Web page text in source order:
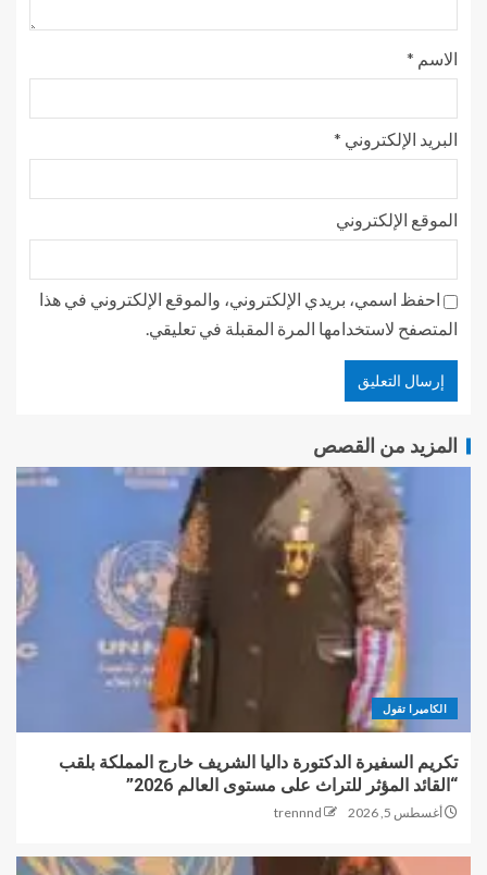
الاسم *
البريد الإلكتروني *
الموقع الإلكتروني
احفظ اسمي، بريدي الإلكتروني، والموقع الإلكتروني في هذا
المتصفح لاستخدامها المرة المقبلة في تعليقي.
المزيد من القصص
الكاميرا تقول
تكريم السفيرة الدكتورة داليا الشريف خارج المملكة بلقب
“القائد المؤثر للتراث على مستوى العالم 2026”
أغسطس 5, 2026 trennnd